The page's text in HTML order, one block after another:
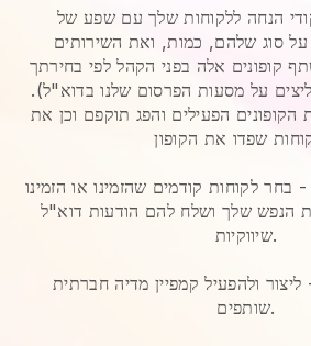
הנחה ללקוחות שלך עם שפע של
על סוג שלהם, כמות, ואת השירותים
קופונים אלה בפני הקהל לפי בחירתך
על מסעות הפרסום שלנו בדוא"ל).
הפעילים והפג תוקפם וכן את
בחר לקוחות קודמים שהזמינו או הזמינו
הנפש שלך ושלח להם הודעות דוא"ל
שיווקיות.
ולהפעיל קמפיין מדיה חברתית
שותפים.